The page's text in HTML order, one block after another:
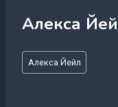
Алекса
Метки
записи:
Алекса Йейл